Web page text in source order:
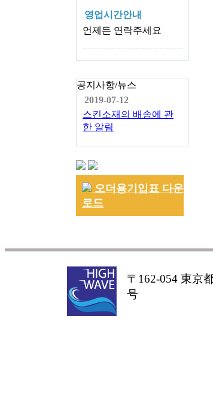
영업시간안내
언제든 연락주세요
공지사항/뉴스
2019-07-12
스킨소재의 배송에 관
한 알림
오더용기입표 다운
로드
〒162-054 東京
号